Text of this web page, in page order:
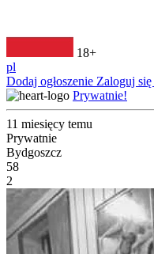
18+
pl
Dodaj ogłoszenie Zaloguj się
Prywatnie!
11 miesięcy temu
Prywatnie
Bydgoszcz
58
2